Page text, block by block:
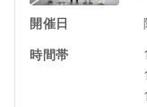
開催日
時間帯